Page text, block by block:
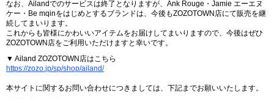
なお、Ailandでのサービスは終了となりますが、Ank Rouge・Jamie エーエヌ
ケー・Be mqinをはじめとするブランドは、今後もZOZOTOWN店にて販売を継
続してまいります。
これからも皆様にかわいいアイテムをお届けしてまいりますので、今後はぜひ
ZOZOTOWN店をご利用いただけますと幸いです。
▼ Ailand ZOZOTOWN店はこちら
https://zozo.jp/sp/shop/ailand/
本サイトに関するお問い合わせにつきましては、下記までお願いいたします。